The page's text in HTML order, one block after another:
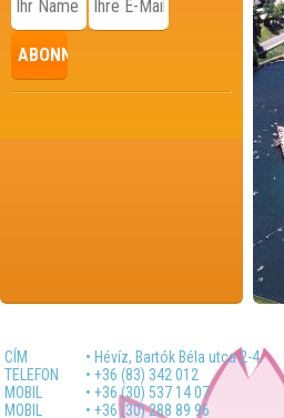
CÍM
• Hévíz, Bartók Béla utca 2-4.
TELEFON
• +36 (83) 342 012
MOBIL
• +36 (30) 537 14 07
MOBIL
• +36 (30) 288 89 96